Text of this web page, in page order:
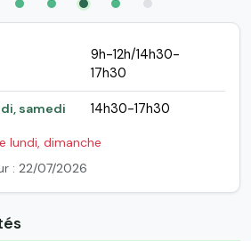
9h-12h/14h30-
17h30
samedi 14h30-17h30
lundi, dimanche
: 22/07/2026